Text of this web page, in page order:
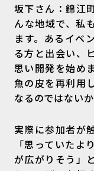
坂下さん：錦江
んな地域で、私
ます。あるイベ
る方と出会い、
思い開発を始め
魚の皮を再利用
なるのではないか
実際に参加者が
「思っていた
が広がりそう」